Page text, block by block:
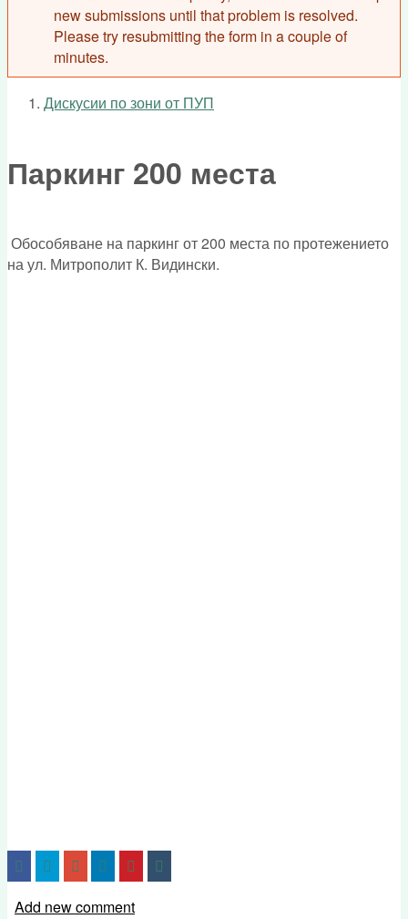
new submissions until that problem is resolved.
Please try resubmitting the form in a couple of
minutes.
Дискусии по зони от ПУП
Паркинг 200 места
Обособяване на паркинг от 200 места по протежението
на ул. Митрополит К. Видински.
Add new comment